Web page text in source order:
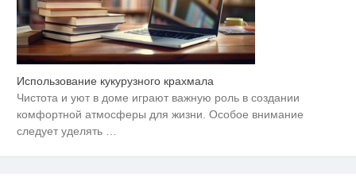
Использование кукурузного крахмала
Чистота и уют в доме играют важную роль в создании
комфортной атмосферы для жизни. Особое внимание
следует уделять
Скрытая камера на пляже
Крыма: Что люди вытворяют,
когда их не видят...
Этот танец невесты оставит вас